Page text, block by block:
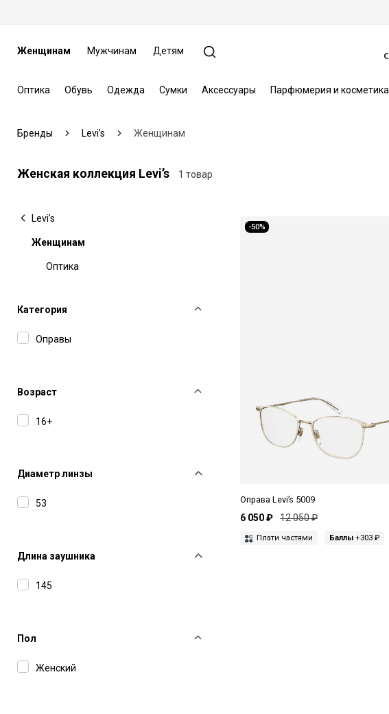
Женщинам Мужчинам Детям
Оптика Обувь Одежда Сумки Аксессуары Парфюмерия и косметика
Бренды Levi’s Женщинам
Женская коллекция Levi’s 1 товар
Levi’s
Женщинам
Оптика
Категория
Оправы
Возраст
16+
Диаметр линзы
53
Длина заушника
145
Пол
Женский
-50%
Оправа Levi’s 5009
6 050 ₽ 12 050 ₽
Плати частями Баллы +303 ₽